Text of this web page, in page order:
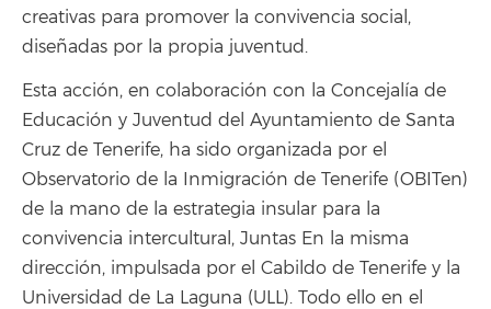
creativas para promover la convivencia social,
diseñadas por la propia juventud.
Esta acción, en colaboración con la Concejalía de
Educación y Juventud del Ayuntamiento de Santa
Cruz de Tenerife, ha sido organizada por el
Observatorio de la Inmigración de Tenerife (OBITen)
de la mano de la estrategia insular para la
convivencia intercultural, Juntas En la misma
dirección, impulsada por el Cabildo de Tenerife y la
Universidad de La Laguna (ULL). Todo ello en el